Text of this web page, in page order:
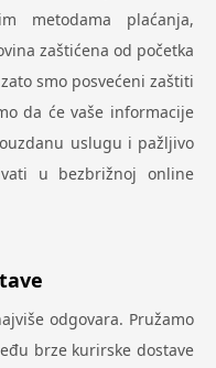
metodama plaćanja,
zaštićena od početka
smo posvećeni zaštiti
da će vaše informacije
uslugu i pažljivo
u bezbrižnoj online
odgovara. Pružamo
brze kurirske dostave